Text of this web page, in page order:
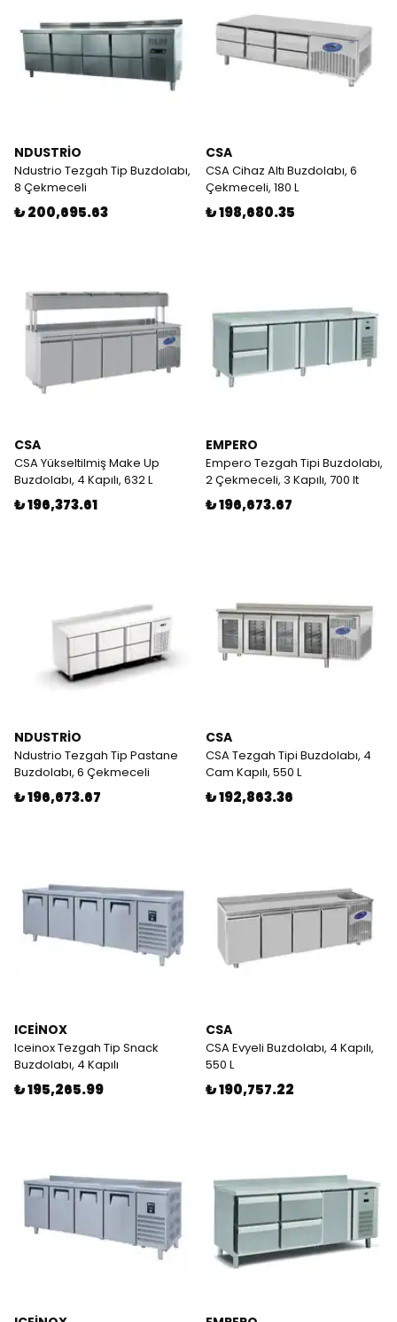
NDUSTRİO
Ndustrio Tezgah Tip Buzdolabı,
8 Çekmeceli
₺ 200,695.63
CSA
CSA Cihaz Altı Buzdolabı, 6
Çekmeceli, 180 L
₺ 198,680.35
CSA
CSA Yükseltilmiş Make Up
Buzdolabı, 4 Kapılı, 632 L
₺ 196,373.61
EMPERO
Empero Tezgah Tipi Buzdolabı,
2 Çekmeceli, 3 Kapılı, 700 lt
₺ 196,673.67
NDUSTRİO
Ndustrio Tezgah Tip Pastane
Buzdolabı, 6 Çekmeceli
₺ 196,673.67
CSA
CSA Tezgah Tipi Buzdolabı, 4
Cam Kapılı, 550 L
₺ 192,863.36
ICEİNOX
Iceinox Tezgah Tip Snack
Buzdolabı, 4 Kapılı
₺ 195,265.99
CSA
CSA Evyeli Buzdolabı, 4 Kapılı,
550 L
₺ 190,757.22